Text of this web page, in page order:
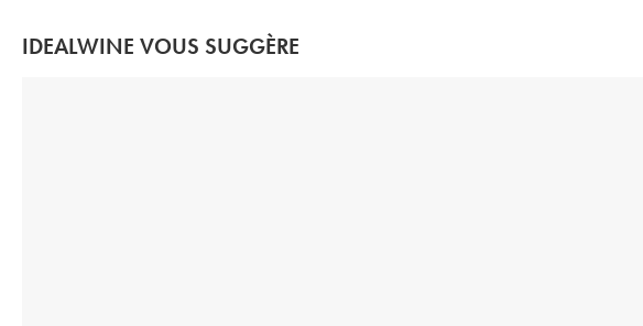
IDEALWINE VOUS SUGGÈRE